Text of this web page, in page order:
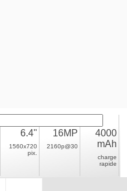
6.4"
1560x720
pix.
16MP
2160p@30
4000
mAh
charge
rapide